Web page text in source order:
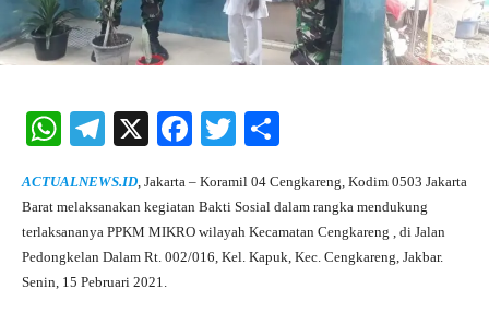
W
ts
A
pp
Te
gr
a
m
X
Fa
bo
ok
T
tte
r
re
ACTUALNEWS.ID , Jakarta – Koramil 04 Cengkareng, Kodim 0503 Jakarta
Barat melaksanakan kegiatan Bakti Sosial dalam rangka mendukung
terlaksananya PPKM MIKRO wilayah Kecamatan Cengkareng , di Jalan
Pedongkelan Dalam Rt. 002/016, Kel. Kapuk, Kec. Cengkareng, Jakbar.
Senin, 15 Pebruari 2021.